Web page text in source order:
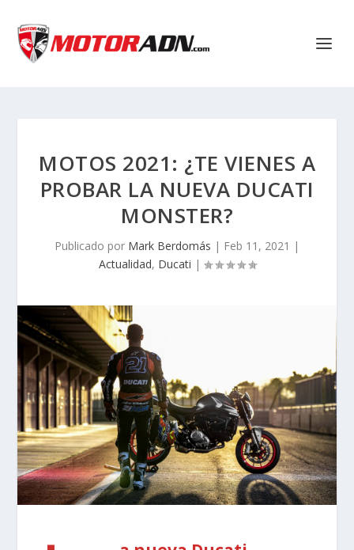
MOTOS 2021: ¿TE VIENES A
PROBAR LA NUEVA DUCATI
MONSTER?
Publicado por Mark Berdomás | Feb 11, 2021 |
Actualidad, Ducati |